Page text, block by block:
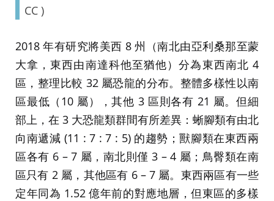
CC )
2018 年有研究將美西 8 州（南北由亞利桑那至蒙
大拿，東西由南達科他至猶他）分為東西南北 4
區，整理比較 32 屬恐龍的分布。整體多樣性以南
區最低（10 屬），其他 3 區則各有 21 屬。但細
部上，在 3 大恐龍類群間有所差異：蜥腳類有由北
向南遞減 (11 : 7 : 7 : 5) 的趨勢；獸腳類在東西兩
區各有 6 – 7 屬，南北則僅 3 – 4 屬；鳥臀類在南
區只有 2 屬，其他區有 6 – 7 屬。東西兩區有一些
定年同為 1.52 億年前的對應地層，但東區的多樣